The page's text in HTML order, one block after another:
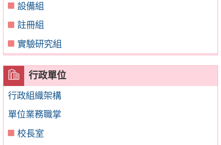
設備組
註冊組
實驗研究組
行政單位
行政組織架構
單位業務職掌
校長室